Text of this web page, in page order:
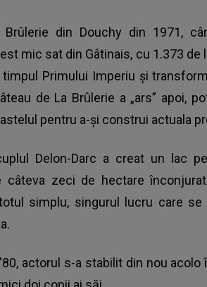
Brûlerie din Douchy din 1971,
mic sat din Gâtinais, cu 1.373 de
Primului Imperiu şi
de La Brûlerie a „ars” apoi,
pentru a-şi construi actuala
Delon-Darc a creat un lac
câteva zeci de hectare
simplu, singurul lucru care
actorul s-a stabilit din nou acolo